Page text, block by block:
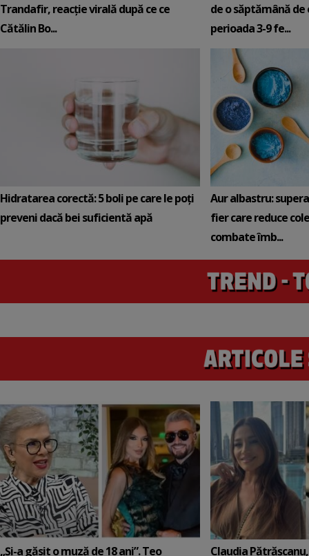
Trandafir, reacție virală după ce ce
Cătălin Bo...
de o săptămână de
perioada 3-9 fe...
Hidratarea corectă: 5 boli pe care le poți
preveni dacă bei suficientă apă
Aur albastru:
fier care reduce
combate îmb...
„Și-a găsit o muză de 18 ani”. Teo
Claudia